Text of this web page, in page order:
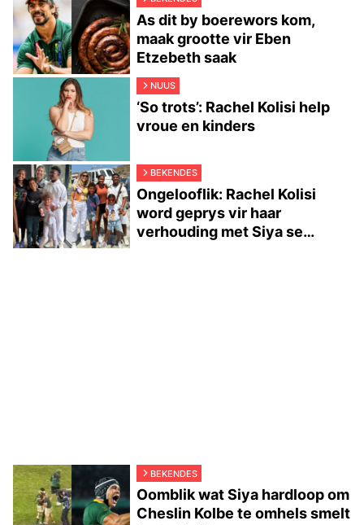
As dit by boerewors kom,
maak grootte vir Eben
Etzebeth saak
NUUS
‘So trots’: Rachel Kolisi help
vroue en kinders
BEKENDES
Ongelooflik: Rachel Kolisi
word geprys vir haar
verhouding met Siya se
BEKENDES
Oomblik wat Siya hardloop om
Cheslin Kolbe te omhels smelt